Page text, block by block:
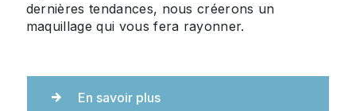
dernières tendances, nous créerons un
maquillage qui vous fera rayonner.
En savoir plus